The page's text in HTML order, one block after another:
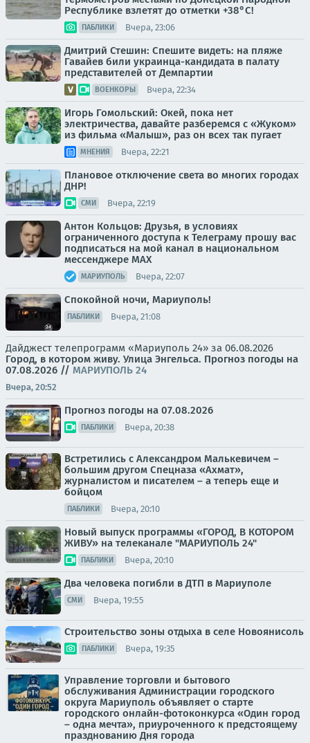
Республике взлетят до отметки +38°C!
ПАБЛИКИ Вчера, 23:06
Дмитрий Стешин: Спешите видеть: на пляже
Гавайев били украинца-кандидата в палату
представителей от Демпартии
ВОЕНКОРЫ Вчера, 22:34
Игорь Гомольский: Окей, пока нет
электричества, давайте разберемся с «Жуком»
из фильма «Малыш», раз он всех так пугает
МНЕНИЯ Вчера, 22:21
Плановое отключение света во многих городах
ДНР!
СМИ Вчера, 22:19
Антон Кольцов: Друзья, в условиях
ограниченного доступа к Телеграму прошу вас
подписаться на мой канал в национальном
мессенджере МАХ
МАРИУПОЛЬ Вчера, 22:07
Спокойной ночи, Мариуполь!
ПАБЛИКИ Вчера, 21:08
Дайджест телепрограмм «Мариуполь 24» за 06.08.2026
Город, в котором живу. Улица Энгельса. Прогноз погоды на
07.08.2026 // МАРИУПОЛЬ 24
Вчера, 20:52
Прогноз погоды на 07.08.2026
ПАБЛИКИ Вчера, 20:38
Встретились с Александром Малькевичем –
большим другом Спецназа «Ахмат»,
журналистом и писателем – а теперь еще и
бойцом
ПАБЛИКИ Вчера, 20:10
Новый выпуск программы «ГОРОД, В КОТОРОМ
ЖИВУ» на телеканале "МАРИУПОЛЬ 24"
ПАБЛИКИ Вчера, 20:10
Два человека погибли в ДТП в Мариуполе
СМИ Вчера, 19:55
Строительство зоны отдыха в селе Новоянисоль
ПАБЛИКИ Вчера, 19:35
Управление торговли и бытового
обслуживания Администрации городского
округа Мариуполь объявляет о старте
городского онлайн-фотоконкурса «Один город
– одна мечта», приуроченного к предстоящему
празднованию Дня города